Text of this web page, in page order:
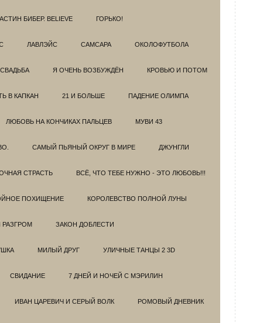
БИБЕР. BELIEVE ГОРЬКО!
ЛАВЛЭЙС САМСАРА ОКОЛОФУТБОЛА
Я ОЧЕНЬ ВОЗБУЖДЁН КРОВЬЮ И ПОТОМ
В КАПКАН 21 И БОЛЬШЕ ПАДЕНИЕ ОЛИМПА
ЛЮБОВЬ НА КОНЧИКАХ ПАЛЬЦЕВ МУВИ 43
САМЫЙ ПЬЯНЫЙ ОКРУГ В МИРЕ ДЖУНГЛИ
СТРАСТЬ ВСЁ, ЧТО ТЕБЕ НУЖНО - ЭТО ЛЮБОВЬ!!!
ПОХИЩЕНИЕ КОРОЛЕВСТВО ПОЛНОЙ ЛУНЫ
РАЗГРОМ ЗАКОН ДОБЛЕСТИ
МИЛЫЙ ДРУГ УЛИЧНЫЕ ТАНЦЫ 2 3D
СВИДАНИЕ 7 ДНЕЙ И НОЧЕЙ С МЭРИЛИН
ИВАН ЦАРЕВИЧ И СЕРЫЙ ВОЛК РОМОВЫЙ ДНЕВНИК